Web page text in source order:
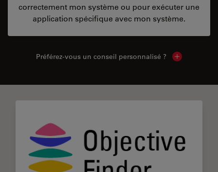
correctement mon système ou pour exécuter une
application spécifique avec mon système.
Préférez-vous un conseil personnalisé ? Show local